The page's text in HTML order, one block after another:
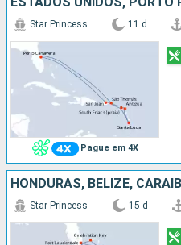
Pague em 4X
Star Princess 11 d
Star Princess 15 d